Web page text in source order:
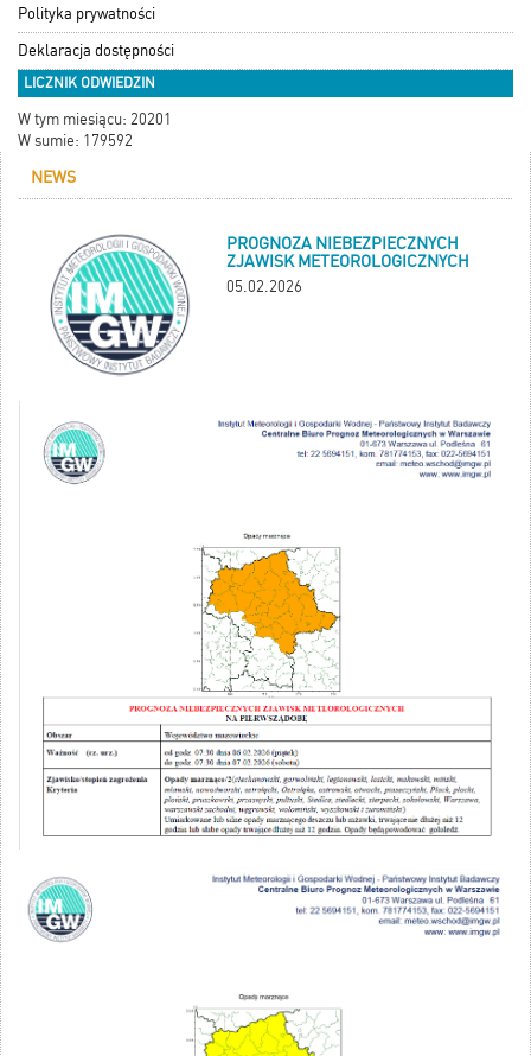
Polityka prywatności
Deklaracja dostępności
LICZNIK ODWIEDZIN
W tym miesiącu: 20201
W sumie: 179592
NEWS
PROGNOZA NIEBEZPIECZNYCH
ZJAWISK METEOROLOGICZNYCH
05.02.2026